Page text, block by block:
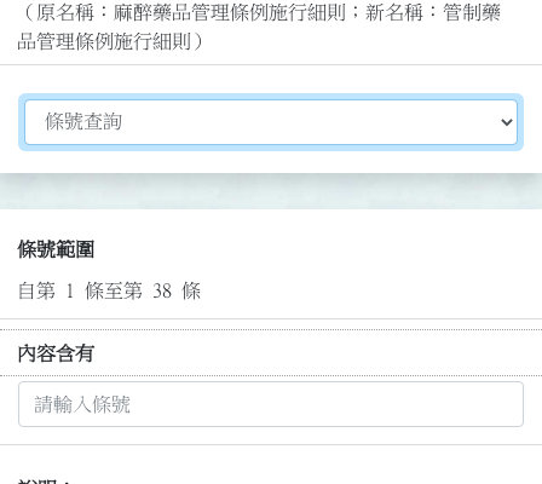
（原名稱：麻醉藥品管理條例施行細則；新名稱：管制藥
品管理條例施行細則）
切換選擇法規資訊內容
條號範圍
自第 1 條至第 38 條
內容含有